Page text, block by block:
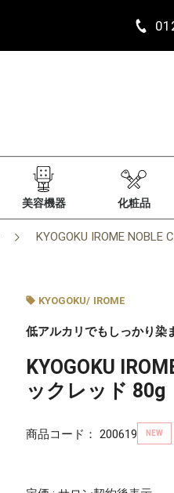
美容機器 化粧品
KYOGOKU IROME
KYOGOKU/ IROME
低アルカリでもしっかり染
KYOGOKU
ックレッド 80g
商品コード： 200619 NEW